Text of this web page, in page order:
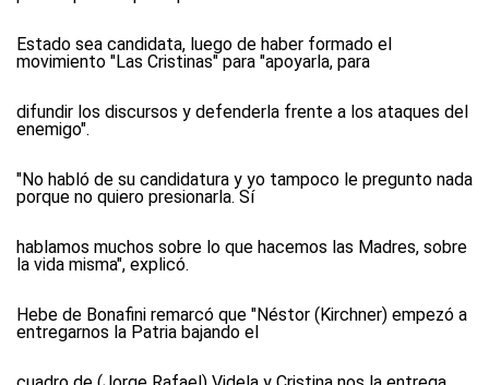
Estado sea candidata, luego de haber formado el
movimiento "Las Cristinas" para "apoyarla, para
difundir los discursos y defenderla frente a los ataques del
enemigo".
"No habló de su candidatura y yo tampoco le pregunto nada
porque no quiero presionarla. Sí
hablamos muchos sobre lo que hacemos las Madres, sobre
la vida misma", explicó.
Hebe de Bonafini remarcó que "Néstor (Kirchner) empezó a
entregarnos la Patria bajando el